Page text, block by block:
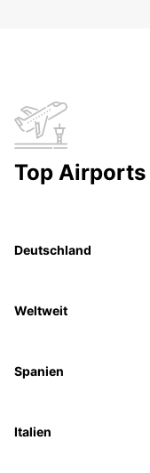
Top Airports
Deutschland
Weltweit
Spanien
Italien